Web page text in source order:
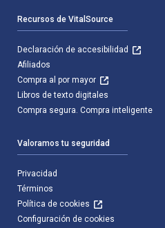
Recursos de VitalSource
Declaración de accesibilidad
Afiliados
Compra al por mayor
Libros de texto digitales
Compra segura. Compra inteligente
Valoramos tu seguridad
Privacidad
Términos
Política de cookies
Configuración de cookies